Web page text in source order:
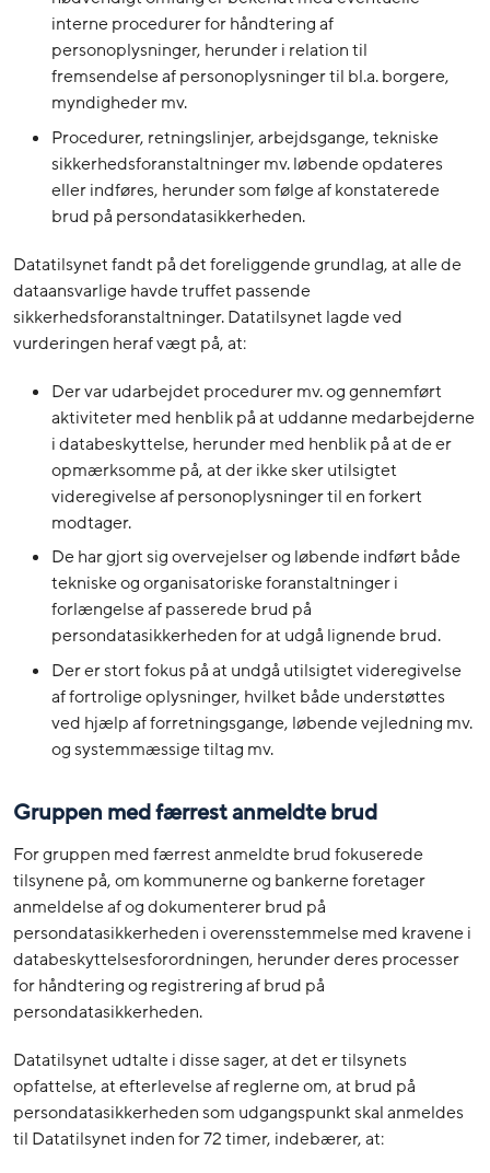
interne procedurer for håndtering af
personoplysninger, herunder i relation til
fremsendelse af personoplysninger til bl.a. borgere,
myndigheder mv.
Procedurer, retningslinjer, arbejdsgange, tekniske
sikkerhedsforanstaltninger mv. løbende opdateres
eller indføres, herunder som følge af konstaterede
brud på persondatasikkerheden.
Datatilsynet fandt på det foreliggende grundlag, at alle de
dataansvarlige havde truffet passende
sikkerhedsforanstaltninger. Datatilsynet lagde ved
vurderingen heraf vægt på, at:
Der var udarbejdet procedurer mv. og gennemført
aktiviteter med henblik på at uddanne medarbejderne
i databeskyttelse, herunder med henblik på at de er
opmærksomme på, at der ikke sker utilsigtet
videregivelse af personoplysninger til en forkert
modtager.
De har gjort sig overvejelser og løbende indført både
tekniske og organisatoriske foranstaltninger i
forlængelse af passerede brud på
persondatasikkerheden for at udgå lignende brud.
Der er stort fokus på at undgå utilsigtet videregivelse
af fortrolige oplysninger, hvilket både understøttes
ved hjælp af forretningsgange, løbende vejledning mv.
og systemmæssige tiltag mv.
Gruppen med færrest anmeldte brud
For gruppen med færrest anmeldte brud fokuserede
tilsynene på, om kommunerne og bankerne foretager
anmeldelse af og dokumenterer brud på
persondatasikkerheden i overensstemmelse med kravene i
databeskyttelsesforordningen, herunder deres processer
for håndtering og registrering af brud på
persondatasikkerheden.
Datatilsynet udtalte i disse sager, at det er tilsynets
opfattelse, at efterlevelse af reglerne om, at brud på
persondatasikkerheden som udgangspunkt skal anmeldes
til Datatilsynet inden for 72 timer, indebærer, at: